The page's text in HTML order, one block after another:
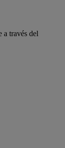
a través del